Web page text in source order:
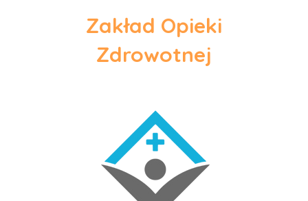
Zakład Opieki
Zdrowotnej